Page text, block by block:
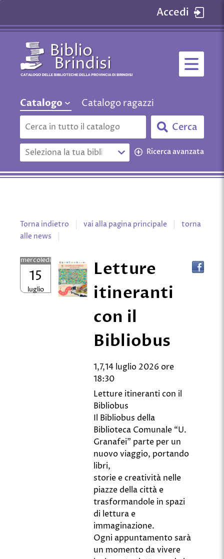
Accedi
Biblio
Brindisi
-
Catalogo
delle
biblioteche
della
provincia
di
Menù
principale
Premi
qui
per
vedere
altri
contesti
Catalogo cambiaCatalogo ragazzi
Cerca su "Catalogo"
Cerca
Ricerca avanzata
Seleziona
la
tua
Torna indietro vai alla pagina principale
torna
alle news
mercoledì
15
luglio
Letture
itineranti
con il
Bibliobus
1,7,14 luglio 2026 ore
18:30
Letture itineranti con il
Bibliobus
Il Bibliobus della
Biblioteca Comunale “U.
Granafei” parte per un
nuovo viaggio, portando
libri,
storie e creatività nelle
piazze della città e
trasformandole in spazi
di lettura e
immaginazione.
Ogni appuntamento sarà
un momento da vivere